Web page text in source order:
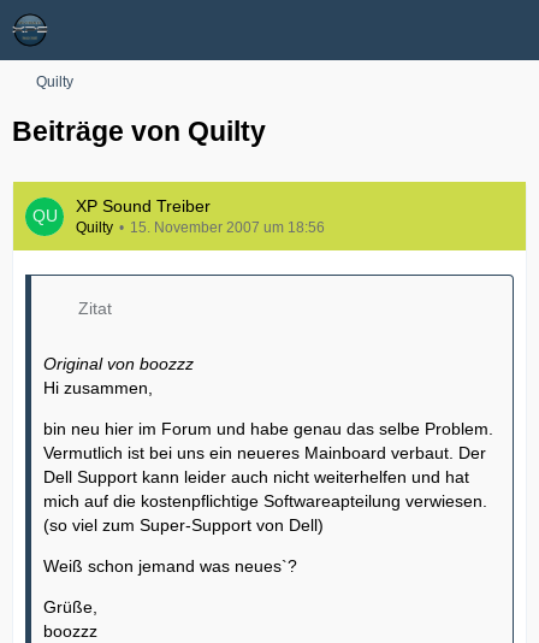
Quilty
Beiträge von Quilty
XP Sound Treiber
Quilty 15. November 2007 um 18:56
Zitat
Original von boozzz
Hi zusammen,
bin neu hier im Forum und habe genau das selbe Problem.
Vermutlich ist bei uns ein neueres Mainboard verbaut. Der
Dell Support kann leider auch nicht weiterhelfen und hat
mich auf die kostenpflichtige Softwareapteilung verwiesen.
(so viel zum Super-Support von Dell)
Weiß schon jemand was neues`?
Grüße,
boozzz